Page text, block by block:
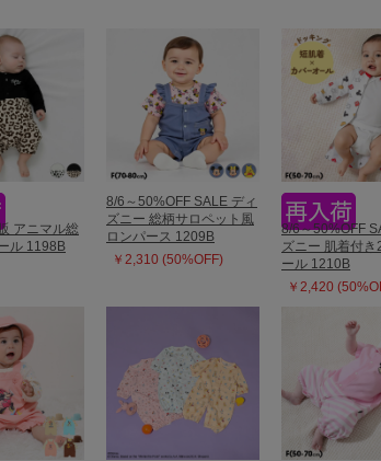
アニマル総
ル 1198B
8/6～50%OFF SALE ディ
ズニー 総柄サロペット風
ロンパース 1209B
￥2,310 (50%OFF)
8/6～50%OFF
ズニー 肌着付き
ール 1210B
￥2,420